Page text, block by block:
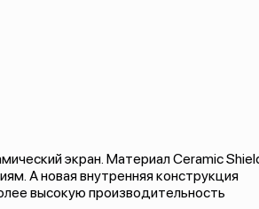
экран. Материал Ceramic
А новая внутренняя конструкция
высокую производительность